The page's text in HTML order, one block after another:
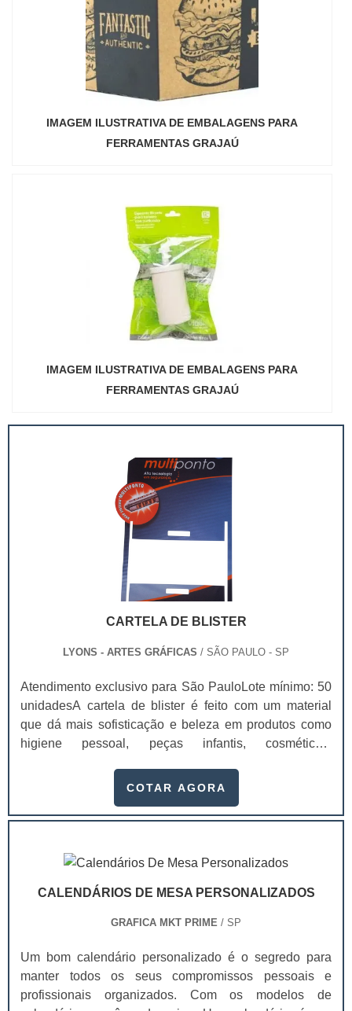
IMAGEM ILUSTRATIVA DE EMBALAGENS PARA
FERRAMENTAS GRAJAÚ
IMAGEM ILUSTRATIVA DE EMBALAGENS PARA
FERRAMENTAS GRAJAÚ
CARTELA DE BLISTER
LYONS - ARTES GRÁFICAS / SÃO PAULO - SP
Atendimento exclusivo para São PauloLote mínimo: 50
unidadesA cartela de blister é feito com um material
que dá mais sofisticação e beleza em produtos como
higiene pessoal, peças infantis, cosméticos,
shop, componentes eletrônicos, entre outros. Antes de
empresa de confiança e que garanta qualidade na
produzidas em diversos materiais, como papel, couch.
COTAR AGORA
CALENDÁRIOS DE MESA PERSONALIZADOS
GRAFICA MKT PRIME / SP
Um bom calendário personalizado é o segredo para
manter todos os seus compromissos pessoais e
profissionais organizados. Com os modelos de